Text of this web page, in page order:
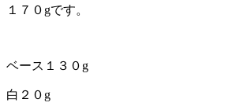
１７０gです。
ベース１３０g
白２０g